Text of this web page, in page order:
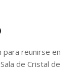
reunirse en
de Cristal de